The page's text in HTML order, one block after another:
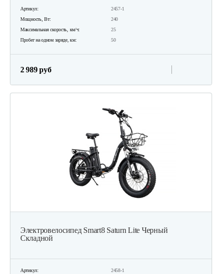
Артикул:
2457-1
Мощность, Вт:
240
Максимальная скорость, км/ч:
25
Пробег на одном заряде, км:
50
2 989 руб
Электровелосипед Smart8 Saturn Lite Черный
Складной
Артикул:
2458-1